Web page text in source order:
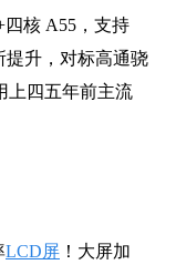
四核 A55，支持
提升，对标高通骁
上四五年前主流
LCD屏 ！大屏加